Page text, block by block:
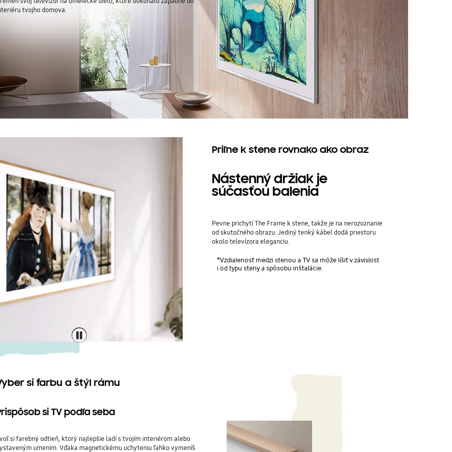
tvojho domova.
Priľne k stene rovnako ako obraz
Nástenný držiak je
súčasťou balenia
Pevne prichytí The Frame k stene, takže je na nerozoznanie
od skutočného obrazu. Jediný tenký kábel dodá priestoru
okolo televízora eleganciu.
*Vzdialenosť medzi stenou a TV sa môže líšiť v závislost
i od typu steny a spôsobu inštalácie.
si farbu a štýl rámu
si TV podľa seba
si farebný odtieň, ktorý najlepšie ladí s tvojím interiérom alebo
umením. Vďaka magnetickému uchyteniu ľahko vymeníš